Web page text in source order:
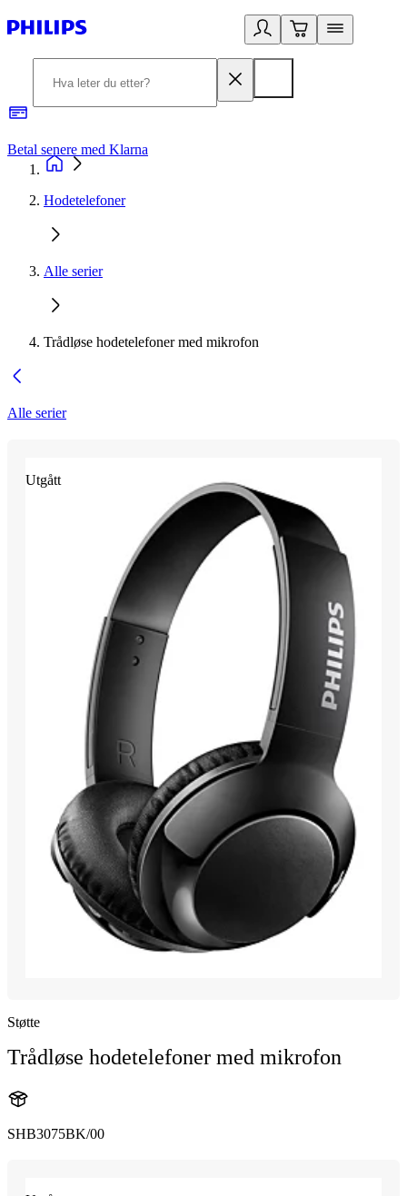
Betal senere med Klarna
Hodetelefoner
Alle serier
Trådløse hodetelefoner med mikrofon
Alle serier
Utgått
Støtte
Trådløse hodetelefoner med mikrofon
SHB3075BK/00